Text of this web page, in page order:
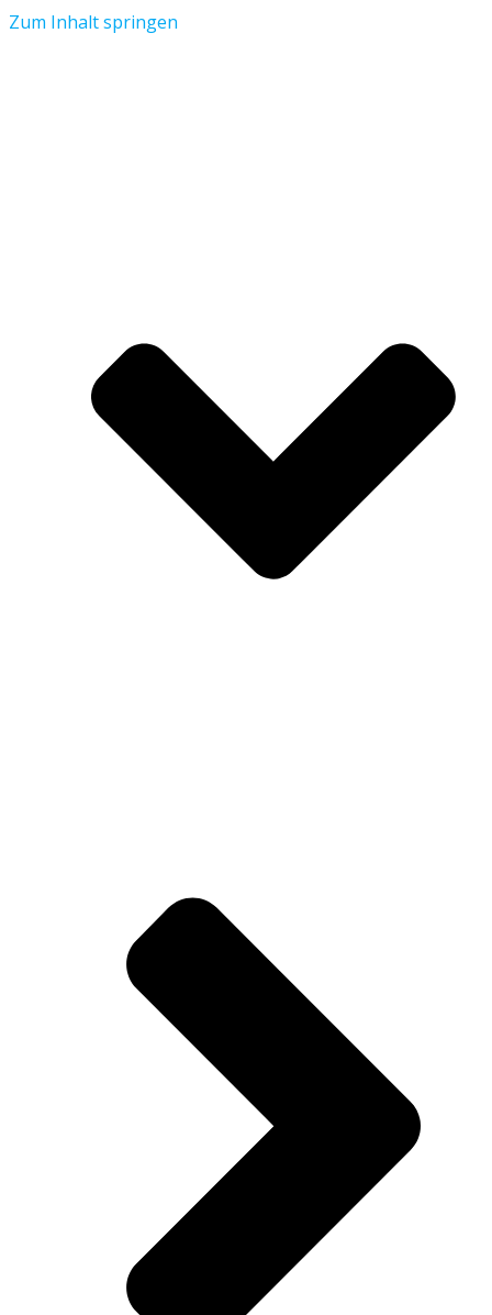
Zum Inhalt springen